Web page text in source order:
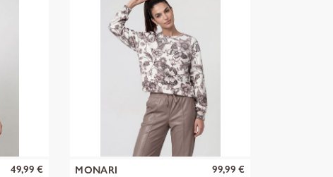
49,99 € MONARI 99,99 €